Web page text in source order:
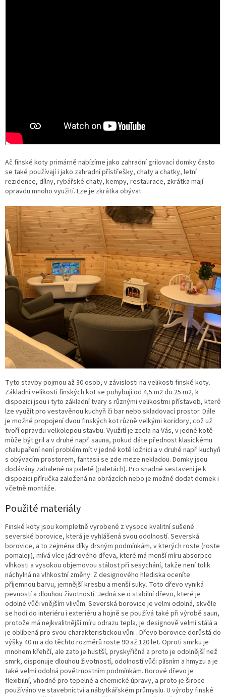
Ač finské koty primárně nabízíme jako zahradní grilovací domky často
se také používají i jako zahradní přístřešky, chaty a chatky, letní
rezidence, dílny, rybářské chaty, kempy, restaurace, zkrátka mají
opravdu mnoho využití. Lze je zkrátka obývat.
Tyto stavby pojmou až 30 osob, v závislosti na velikosti finské koty.
Základní velikosti finských kot se pohybují od 4,5 m2 do 25 m2, k
dispozici jsou i tyto základní tvary s různými velikostmi přístaveb, které
lze využít pro vestavěnou kuchyň či bar nebo skladovací prostor. Dále
je možné propojení dvou finských kot různě velkými koridory, což už
tvoří opravdu velkolepou stavbu. Využití je zcela na Vás, v jedné kotě
může být gril a v druhé např. sauna, pokud dáte přednost klasickému
chalupaření není problém mít v jedné kotě ložnici a v druhé např. kuchyň
s obývacím prostorem, fantasii se zde meze nekladou. Domky jsou
dodávány zabalené na paletě (paletách). Pro snadné sestavení je k
dispozici příručka založená na obrázcích nebo je možné dodat domek i
včetně montáže.
Použité materiály
Finské koty jsou kompletně vyrobené z vysoce kvalitní sušené
severské borovice, která je vyhlášená svou odolností. Severská
borovice, a to zejména díky drsným podmínkám, v kterých roste (roste
pomaleji), mívá více jádrového dřeva, které má menší míru absorpce
vlhkosti a vysokou objemovou stálost při sesychání, takže není tolik
náchylná na vlhkostní změny. Z designového hlediska oceníte
příjemnou barvu, jemnější kresbu a menší suky. Toto dřevo vyniká
pevností a dlouhou životností. Jedná se o stabilní dřevo, které je
odolné vůči vnějším vlivům. Severská borovice je velmi odolná, skvěle
se hodí do interiéru i exteriéru a hojně se používá také při výrobě saun,
protože má nejkvalitnější míru odrazu tepla, je designově velmi stálá a
je oblíbená pro svou charakteristickou vůni . Dřevo borovice dorůstá do
výšky 40 m a do těchto rozměrů roste 90 až 120 let. Oproti smrku je
mnohem křehčí, ale zato je hustší, pryskyřičná a proto je odolnější než
smrk, disponuje dlouhou životností, odolností vůči plísním a hmyzu a je
také velmi odolná povětrnostním podmínkám. Borové dřevo je
flexibilní, vhodné pro tepelné a chemické úpravy, a proto je široce
používáno ve stavebnictví a nábytkářském průmyslu. U výroby finské